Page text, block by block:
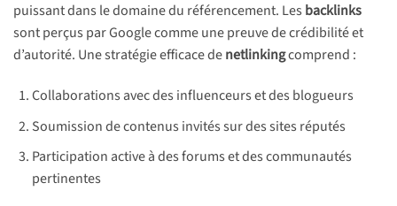
puissant dans le domaine du référencement. Les backlinks
sont perçus par Google comme une preuve de crédibilité et
d’autorité. Une stratégie efficace denetlinkingcomprend :
Collaborations avec des influenceurs et des blogueurs
Soumission de contenus invités sur des sites réputés
Participation active à des forums et des communautés
pertinentes